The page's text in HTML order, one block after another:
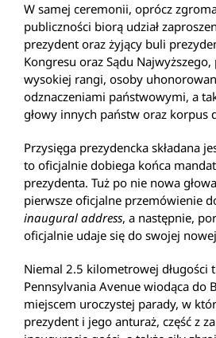
W samej ceremonii, oprócz
publiczności biorą udział
prezydent oraz żyjący buli
Kongresu oraz Sądu
wysokiej rangi, osoby
odznaczeniami państwowymi, a
głowy innych państw oraz korpus
Przysięga prezydencka składana
to oficjalnie dobiega końca
prezydenta. Tuż po nie nowa
pierwsze oficjalne przemówienie
inaugural address, a następnie,
oficjalnie udaje się do swojej
Niemal 2.5 kilometrowej długości
Pennsylvania Avenue wiodąca do
miejscem uroczystej parady, w
prezydent i jego anturaż, część z